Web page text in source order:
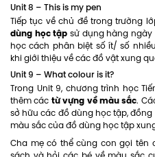
Unit 8 – This is my pen
Tiếp tục về chủ đề trong trường
dùng học tập sử dụng hàng ngày
học cách phân biệt số ít/ số
khi giới thiệu về các đồ vật xung
Unit 9 – What colour is it?
Trong Unit 9, chương trình học
thêm các từ vựng về màu sắc.
sở hữu các đồ dùng học tập,
màu sắc của đồ dùng học tập
Cha mẹ có thể cùng con gọi